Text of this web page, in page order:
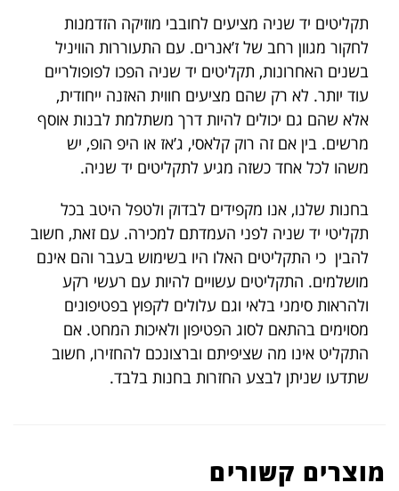
תקליטים יד שניה מציעים לחובבי מוזיקה הזדמנות
לחקור מגוון רחב של ז’אנרים. עם התעוררות הוויניל
בשנים האחרונות, תקליטים יד שניה הפכו לפופולריים
עוד יותר. לא רק שהם מציעים חווית האזנה ייחודית,
אלא שהם גם יכולים להיות דרך משתלמת לבנות אוסף
מרשים. בין אם זה רוק קלאסי, ג’אז או היפ הופ, יש
משהו לכל אחד כשזה מגיע לתקליטים יד שניה.
בחנות שלנו, אנו מקפידים לבדוק ולטפל היטב בכל
תקליטי יד שניה לפני העמדתם למכירה. עם זאת, חשוב
להבין כי התקליטים האלו היו בשימוש בעבר והם אינם
מושלמים. התקליטים עשויים להיות עם רעשי רקע
ולהראות סימני בלאי וגם עלולים לקפוץ בפטיפונים
מסוימים בהתאם לסוג הפטיפון ולאיכות המחט. אם
התקליט אינו מה שציפיתם וברצונכם להחזירו, חשוב
שתדעו שניתן לבצע החזרות בחנות בלבד.
מוצרים קשורים